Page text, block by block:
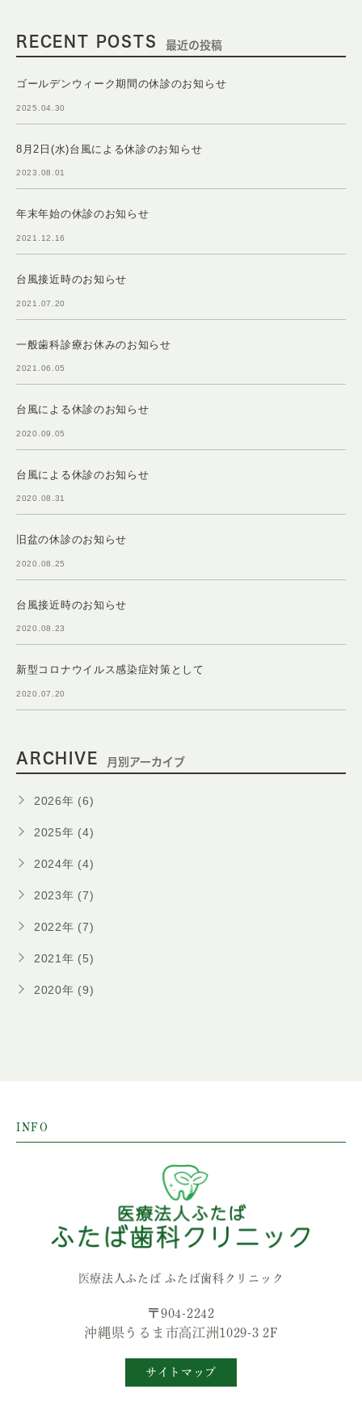
RECENT POSTS 最近の投稿
ゴールデンウィーク期間の休診のお知らせ
2025.04.30
8月2日(水)台風による休診のお知らせ
2023.08.01
年末年始の休診のお知らせ
2021.12.16
台風接近時のお知らせ
2021.07.20
一般歯科診療お休みのお知らせ
2021.06.05
台風による休診のお知らせ
2020.09.05
台風による休診のお知らせ
2020.08.31
旧盆の休診のお知らせ
2020.08.25
台風接近時のお知らせ
2020.08.23
新型コロナウイルス感染症対策として
2020.07.20
ARCHIVE 月別アーカイブ
2026年 (6)
2025年 (4)
2024年 (4)
2023年 (7)
2022年 (7)
2021年 (5)
2020年 (9)
INFO
医療法人ふたば ふたば歯科クリニック
〒904-2242
沖縄県うるま市高江洲1029-3 2F
サイトマップ